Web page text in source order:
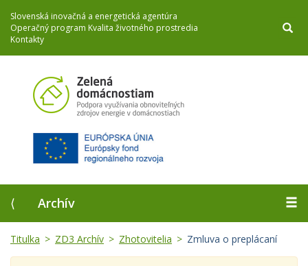
Slovenská inovačná a energetická agentúra
Operačný program Kvalita životného prostredia
Kontakty
⟨ Archív
Titulka ZD3 Archív Zhotovitelia Zmluva o preplácaní